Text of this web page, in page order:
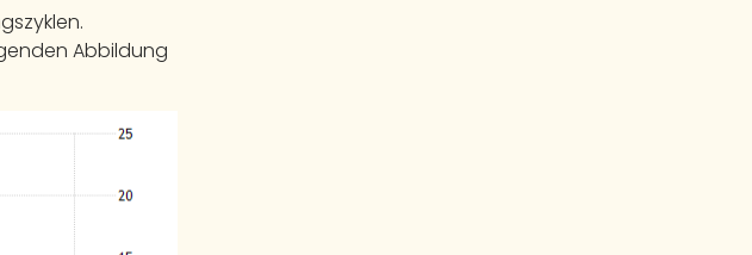
Abbildung